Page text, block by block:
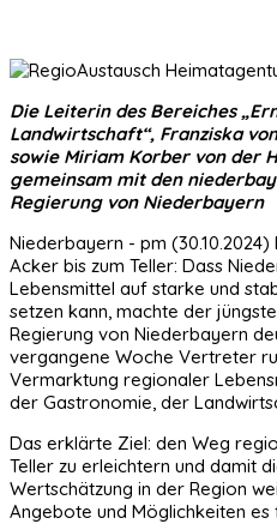
Die Leiterin des Bereiches
Landwirtschaft“, Franziska
sowie Miriam Korber von der
gemeinsam mit den
Regierung von Niederbayern
Niederbayern - pm
Acker bis zum Teller: Dass
Lebensmittel auf starke und
setzen kann, machte der
Regierung von Niederbayern
vergangene Woche Vertreter
Vermarktung regionaler
der Gastronomie, der
Das erklärte Ziel: den Weg
Teller zu erleichtern und damit
Wertschätzung in der Region
Angebote und Möglichkeiten es